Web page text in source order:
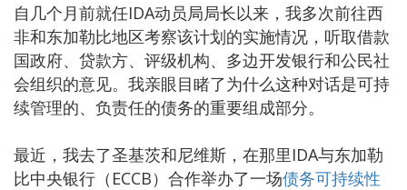
自几个月前就任IDA动员局局长以来，我多次前往西
非和东加勒比地区考察该计划的实施情况，听取借款
国政府、贷款方、评级机构、多边开发银行和公民社
会组织的意见。我亲眼目睹了为什么这种对话是可持
续管理的、负责任的债务的重要组成部分。
最近，我去了圣基茨和尼维斯，在那里IDA与东加勒
比中央银行（ECCB）合作举办了一场债务可持续性